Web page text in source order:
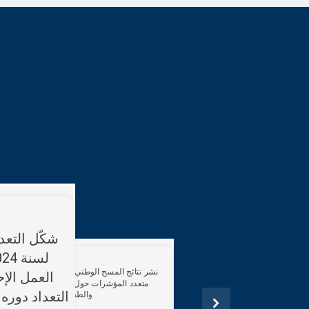
شكّل
العمل
التعداد
نشر نتائج المسح الوطني العنقودي
متعدد المؤشرات حول وضع الأم
والطفل بتونس